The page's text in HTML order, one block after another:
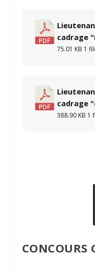
cadrage
75.01 KB 1
cadrage
388.90 KB 1
CONCOURS